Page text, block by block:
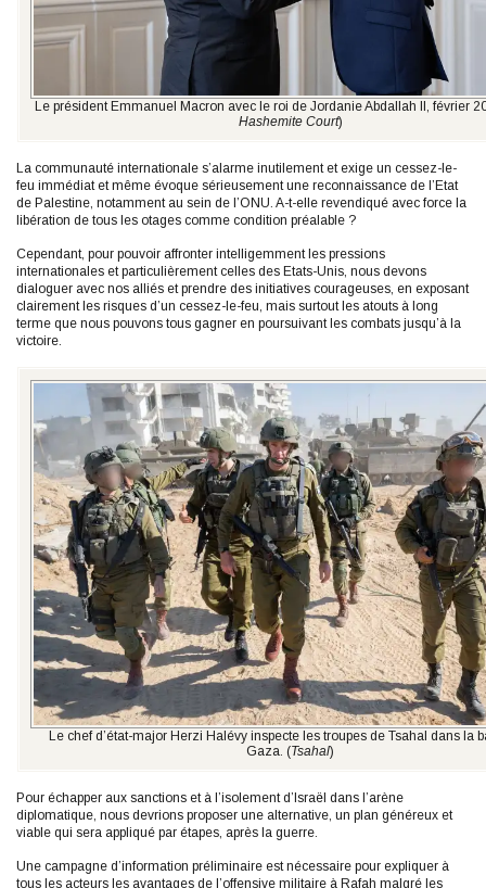
Le président Emmanuel Macron avec le roi de Jordanie Abdallah II, février
Hashemite Court)
La communauté internationale s’alarme inutilement et exige un cessez-le-
feu immédiat et même évoque sérieusement une reconnaissance de l’Etat
de Palestine, notamment au sein de l’ONU. A-t-elle revendiqué avec force la
libération de tous les otages comme condition préalable ?
Cependant, pour pouvoir affronter intelligemment les pressions
internationales et particulièrement celles des Etats-Unis, nous devons
dialoguer avec nos alliés et prendre des initiatives courageuses, en exposant
clairement les risques d’un cessez-le-feu, mais surtout les atouts à long
terme que nous pouvons tous gagner en poursuivant les combats jusqu’à la
victoire.
Le chef d’état-major Herzi Halévy inspecte les troupes de Tsahal dans la
Gaza. (Tsahal)
Pour échapper aux sanctions et à l’isolement d’Israël dans l’arène
diplomatique, nous devrions proposer une alternative, un plan généreux et
viable qui sera appliqué par étapes, après la guerre.
Une campagne d’information préliminaire est nécessaire pour expliquer à
tous les acteurs les avantages de l’offensive militaire à Rafah malgré les